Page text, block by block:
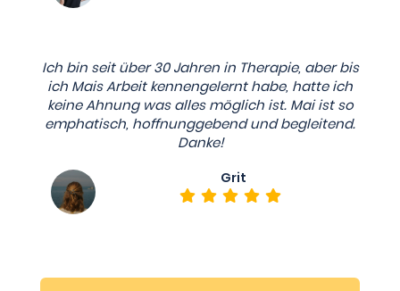
Ich bin seit über 30 Jahren in Therapie, aber bis
ich Mais Arbeit kennengelernt habe, hatte ich
keine Ahnung was alles möglich ist. Mai ist so
emphatisch, hoffnunggebend und begleitend.
Danke!
Grit